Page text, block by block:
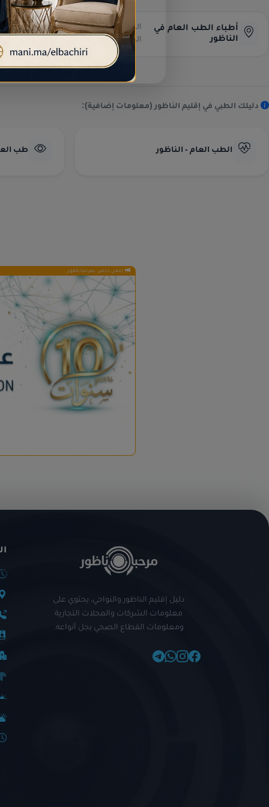
أطباء الطب العام في
الناظور
البحث عن العناوين وأرقام الهواتف
المباشرة.
دليلك الطبي في إقليم الناظور (معلومات إضافية):
الطب العام - الناظور طب
إعلان خاص بمرحباناظور
دليل إقليم الناظور والنواحي، يحتوي على
معلومات الشركات والمحلات التجارية
ومعلومات القطاع الصحي بجل أنواعه.